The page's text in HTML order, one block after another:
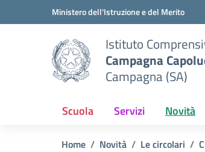
Vai ai contenuti
Vai al menu di navigazioneMinistero dell'Istruzione e del Merito
Istituto
Campagna
Campagna (SA)
Scuola Servizi Novità
Home Novità Le circolari